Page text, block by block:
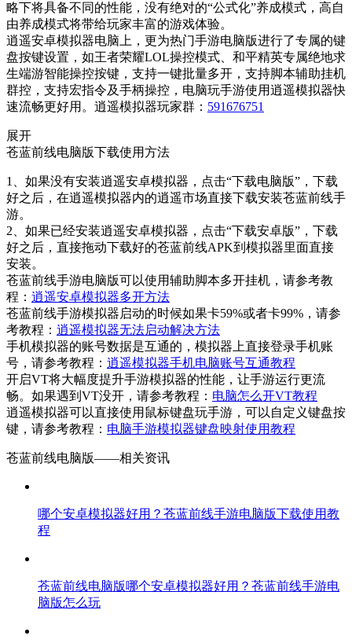
略下将具备不同的性能，没有绝对的“公式化”养成模式，高自
由养成模式将带给玩家丰富的游戏体验。
逍遥安卓模拟器电脑上，更为热门手游电脑版进行了专属的键
盘按键设置，如王者荣耀LOL操控模式、和平精英专属绝地求
生端游智能操控按键，支持一键批量多开，支持脚本辅助挂机
群控，支持宏指令及手柄操控，电脑玩手游使用逍遥模拟器快
速流畅更好用。逍遥模拟器玩家群： 591676751
展开
苍蓝前线电脑版下载使用方法
1、如果没有安装逍遥安卓模拟器，点击“下载电脑版”，下载
好之后，在逍遥模拟器内的逍遥市场直接下载安装苍蓝前线手
游。
2、如果已经安装逍遥安卓模拟器，点击“下载安卓版”，下载
好之后，直接拖动下载好的苍蓝前线APK到模拟器里面直接
安装。
苍蓝前线手游电脑版可以使用辅助脚本多开挂机，请参考教
程： 逍遥安卓模拟器多开方法
苍蓝前线手游模拟器启动的时候如果卡59%或者卡99%，请参
考教程： 逍遥模拟器无法启动解决方法
手机模拟器的账号数据是互通的，模拟器上直接登录手机账
号，请参考教程： 逍遥模拟器手机电脑账号互通教程
开启VT将大幅度提升手游模拟器的性能，让手游运行更流
畅。如果遇到VT没开，请参考教程： 电脑怎么开VT教程
逍遥模拟器可以直接使用鼠标键盘玩手游，可以自定义键盘按
键，请参考教程： 电脑手游模拟器键盘映射使用教程
苍蓝前线电脑版——相关资讯
哪个安卓模拟器好用？苍蓝前线手游电脑版下载使用教
程
苍蓝前线电脑版哪个安卓模拟器好用？苍蓝前线手游电
脑版怎么玩